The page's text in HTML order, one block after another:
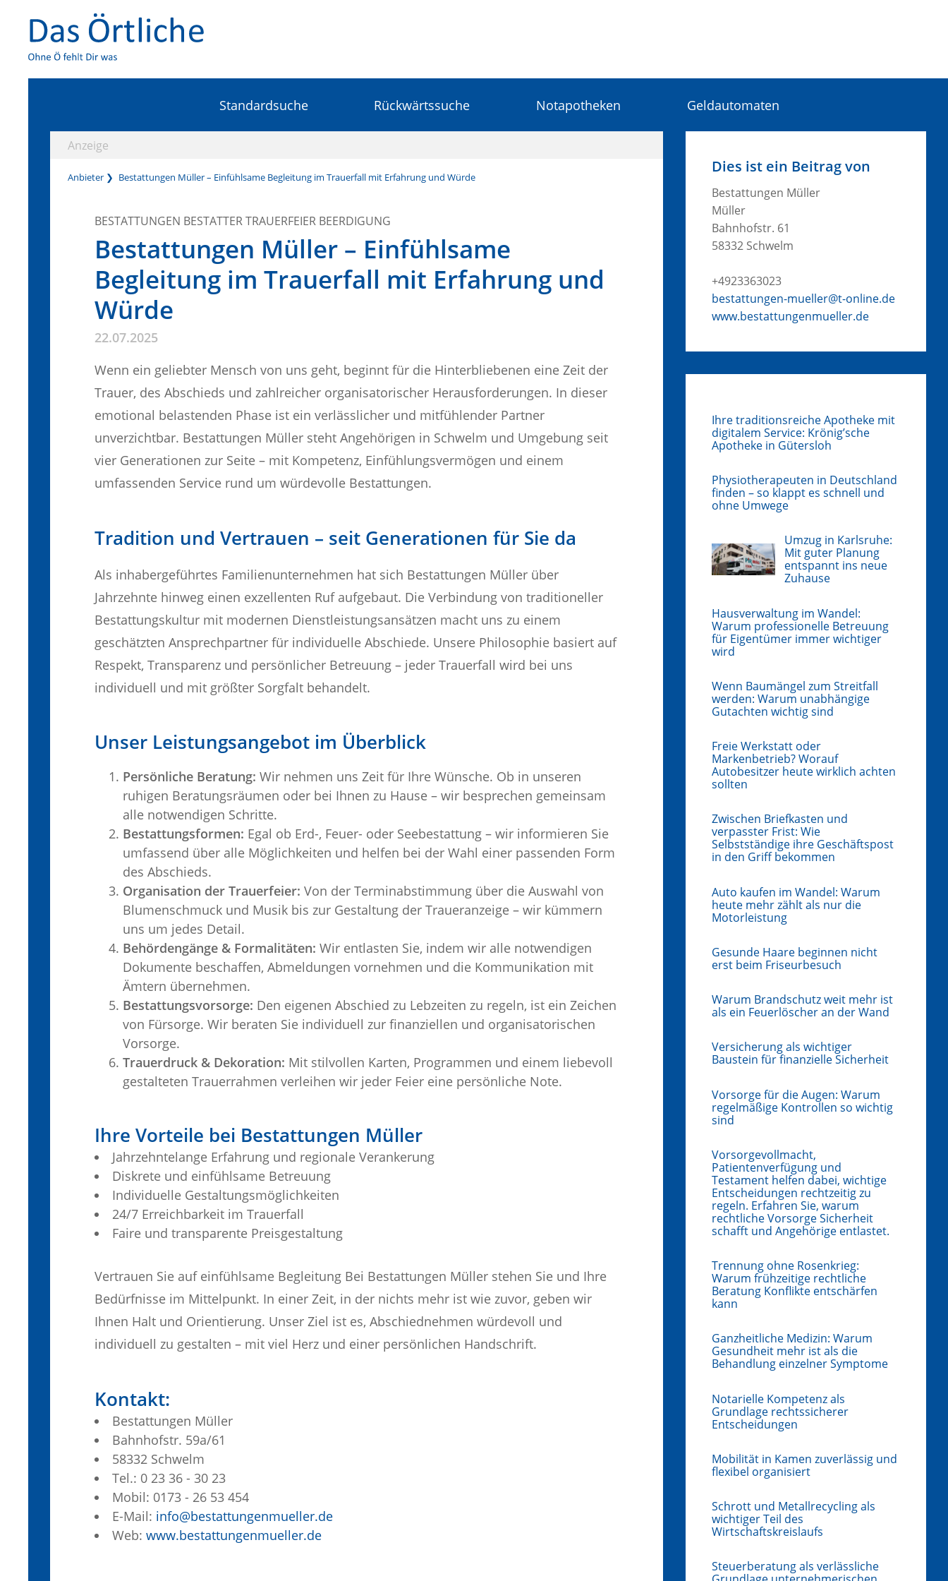
Standardsuche Rückwärtssuche Notapotheken Geldautomaten
Anzeige
Anbieter Bestattungen Müller – Einfühlsame Begleitung im Trauerfall mit Erfahrung und Würde
BESTATTUNGEN BESTATTER TRAUERFEIER BEERDIGUNG
Bestattungen Müller – Einfühlsame
Begleitung im Trauerfall mit Erfahrung und
Würde
22.07.2025
Wenn ein geliebter Mensch von uns geht, beginnt für die Hinterbliebenen eine Zeit der
Trauer, des Abschieds und zahlreicher organisatorischer Herausforderungen. In dieser
emotional belastenden Phase ist ein verlässlicher und mitfühlender Partner
unverzichtbar. Bestattungen Müller steht Angehörigen in Schwelm und Umgebung seit
vier Generationen zur Seite – mit Kompetenz, Einfühlungsvermögen und einem
umfassenden Service rund um würdevolle Bestattungen.
Tradition und Vertrauen – seit Generationen für Sie da
Als inhabergeführtes Familienunternehmen hat sich Bestattungen Müller über
Jahrzehnte hinweg einen exzellenten Ruf aufgebaut. Die Verbindung von traditioneller
Bestattungskultur mit modernen Dienstleistungsansätzen macht uns zu einem
geschätzten Ansprechpartner für individuelle Abschiede. Unsere Philosophie basiert auf
Respekt, Transparenz und persönlicher Betreuung – jeder Trauerfall wird bei uns
individuell und mit größter Sorgfalt behandelt.
Unser Leistungsangebot im Überblick
Persönliche Beratung: Wir nehmen uns Zeit für Ihre Wünsche. Ob in unseren
ruhigen Beratungsräumen oder bei Ihnen zu Hause – wir besprechen gemeinsam
alle notwendigen Schritte.
Bestattungsformen: Egal ob Erd-, Feuer- oder Seebestattung – wir informieren Sie
umfassend über alle Möglichkeiten und helfen bei der Wahl einer passenden Form
des Abschieds.
Organisation der Trauerfeier: Von der Terminabstimmung über die Auswahl von
Blumenschmuck und Musik bis zur Gestaltung der Traueranzeige – wir kümmern
uns um jedes Detail.
Behördengänge & Formalitäten: Wir entlasten Sie, indem wir alle notwendigen
Dokumente beschaffen, Abmeldungen vornehmen und die Kommunikation mit
Ämtern übernehmen.
Bestattungsvorsorge: Den eigenen Abschied zu Lebzeiten zu regeln, ist ein Zeichen
von Fürsorge. Wir beraten Sie individuell zur finanziellen und organisatorischen
Vorsorge.
Trauerdruck & Dekoration: Mit stilvollen Karten, Programmen und einem liebevoll
gestalteten Trauerrahmen verleihen wir jeder Feier eine persönliche Note.
Ihre Vorteile bei Bestattungen Müller
Jahrzehntelange Erfahrung und regionale Verankerung
Diskrete und einfühlsame Betreuung
Individuelle Gestaltungsmöglichkeiten
24/7 Erreichbarkeit im Trauerfall
Faire und transparente Preisgestaltung
Vertrauen Sie auf einfühlsame Begleitung Bei Bestattungen Müller stehen Sie und Ihre
Bedürfnisse im Mittelpunkt. In einer Zeit, in der nichts mehr ist wie zuvor, geben wir
Ihnen Halt und Orientierung. Unser Ziel ist es, Abschiednehmen würdevoll und
individuell zu gestalten – mit viel Herz und einer persönlichen Handschrift.
Kontakt:
Bestattungen Müller
Bahnhofstr. 59a/61
58332 Schwelm
Tel.: 0 23 36 - 30 23
Mobil: 0173 - 26 53 454
E-Mail: info@bestattungenmueller.de
Web: www.bestattungenmueller.de
Dies ist ein Beitrag von
Bestattungen Müller
Müller
Bahnhofstr. 61
58332 Schwelm
+4923363023
bestattungen-mueller@t-online.de
www.bestattungenmueller.de
Ihre traditionsreiche Apotheke mit
digitalem Service: Krönig’sche
Apotheke in Gütersloh
Physiotherapeuten in Deutschland
finden – so klappt es schnell und
ohne Umwege
Umzug in Karlsruhe:
Mit guter Planung
entspannt ins neue
Zuhause
Hausverwaltung im Wandel:
Warum professionelle Betreuung
für Eigentümer immer wichtiger
wird
Wenn Baumängel zum Streitfall
werden: Warum unabhängige
Gutachten wichtig sind
Freie Werkstatt oder
Markenbetrieb? Worauf
Autobesitzer heute wirklich achten
sollten
Zwischen Briefkasten und
verpasster Frist: Wie
Selbstständige ihre Geschäftspost
in den Griff bekommen
Auto kaufen im Wandel: Warum
heute mehr zählt als nur die
Motorleistung
Gesunde Haare beginnen nicht
erst beim Friseurbesuch
Warum Brandschutz weit mehr ist
als ein Feuerlöscher an der Wand
Versicherung als wichtiger
Baustein für finanzielle Sicherheit
Vorsorge für die Augen: Warum
regelmäßige Kontrollen so wichtig
sind
Vorsorgevollmacht,
Patientenverfügung und
Testament helfen dabei, wichtige
Entscheidungen rechtzeitig zu
regeln. Erfahren Sie, warum
rechtliche Vorsorge Sicherheit
schafft und Angehörige entlastet.
Trennung ohne Rosenkrieg:
Warum frühzeitige rechtliche
Beratung Konflikte entschärfen
kann
Ganzheitliche Medizin: Warum
Gesundheit mehr ist als die
Behandlung einzelner Symptome
Notarielle Kompetenz als
Grundlage rechtssicherer
Entscheidungen
Mobilität in Kamen zuverlässig und
flexibel organisiert
Schrott und Metallrecycling als
wichtiger Teil des
Wirtschaftskreislaufs
Steuerberatung als verlässliche